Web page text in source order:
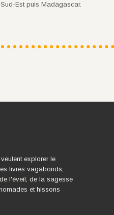
Est puis Madagascar.
explorer le
livres vagabonds,
l'éveil, de la sagesse
et hissons